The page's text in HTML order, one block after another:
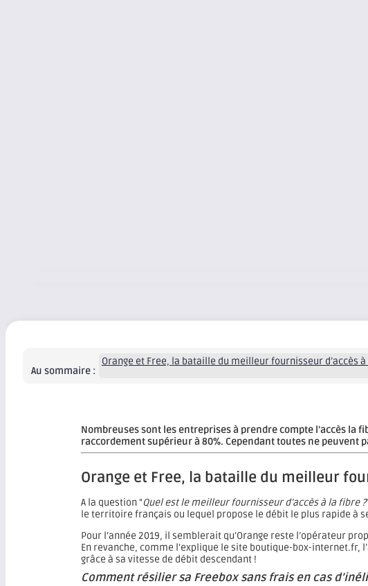
Au sommaire :
Orange et Free, la bataille du meilleur fournisseur d’accès
Nombreuses sont les entreprises à prendre compte l’accès la
raccordement supérieur à 80%. Cependant toutes ne peuvent
Orange et Free, la bataille du meilleur
A la question “Quel est le meilleur fournisseur d’accès à la fibre ?
le territoire français ou lequel propose le débit le plus rapide à
Pour l’année 2019, il semblerait qu’Orange reste l’opérateur
En revanche, comme l’explique le site boutique-box-internet.fr,
grâce à sa vitesse de débit descendant !
Comment résilier sa Freebox sans frais en cas